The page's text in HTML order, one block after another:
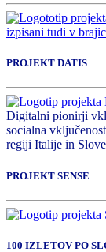
PROJEKT DATIS
Digitalni pionirji
socialna
regiji Italije in
PROJEKT SENSE
100 IZLETOV PO